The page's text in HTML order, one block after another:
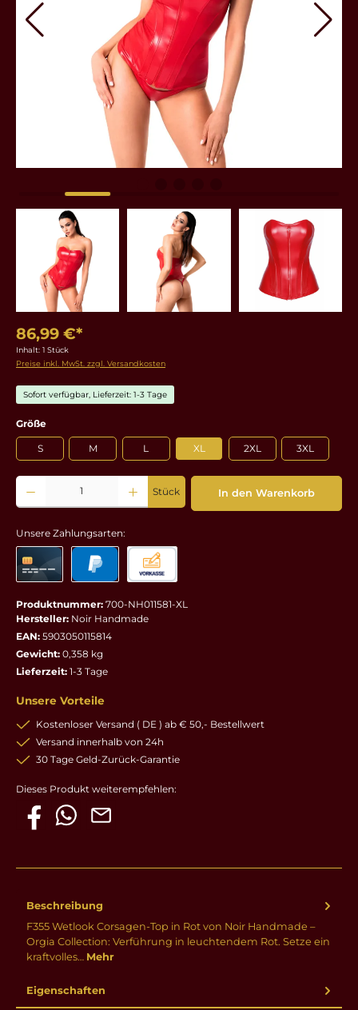
86,99 €*
Inhalt: 1 Stück
Preise inkl. MwSt. zzgl. Versandkosten
Sofort verfügbar, Lieferzeit: 1-3 Tage
Größeauswählen
S M L XL 2XL 3XL
Produkt Anzahl: Gib den gewünschten Wert ein oder benutze die Schaltflächen um
Stück In den Warenkorb
Unsere Zahlungsarten:
Produktnummer: 700-NH011581-XL
Hersteller: Noir Handmade
EAN: 5903050115814
Gewicht: 0,358 kg
Lieferzeit: 1-3 Tage
Unsere Vorteile
Kostenloser Versand ( DE ) ab € 50,- Bestellwert
Versand innerhalb von 24h
30 Tage Geld-Zurück-Garantie
Dieses Produkt weiterempfehlen:
Beschreibung
F355 Wetlook Corsagen-Top in Rot von Noir Handmade –
Orgia Collection: Verführung in leuchtendem Rot. Setze ein
kraftvolles… Mehr
Eigenschaften